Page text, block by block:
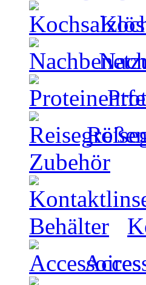
Zubehör